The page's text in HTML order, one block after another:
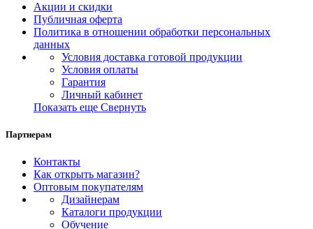
Акции и скидки
Публичная оферта
Политика в отношении обработки персональных
данных
Условия доставка готовой продукции
Условия оплаты
Гарантия
Личный кабинет
Показать еще Свернуть
Партнерам
Контакты
Как открыть магазин?
Оптовым покупателям
Дизайнерам
Каталоги продукции
Обучение